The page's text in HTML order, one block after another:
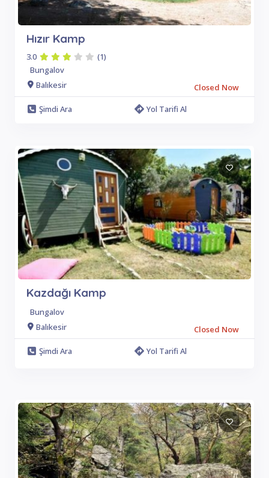
Hızır Kamp
3.0
(1)
Bungalov
Balıkesir
Closed Now
Şimdi Ara
Yol Tarifi Al
Kazdağı Kamp
Bungalov
Balıkesir
Closed Now
Şimdi Ara
Yol Tarifi Al